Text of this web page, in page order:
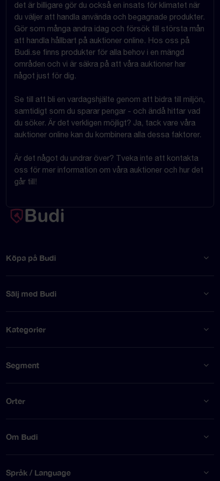
det är billigare gör du också en insats för klimatet när
du väljer att handla använda och begagnade produkter.
Gör som många andra idag och försök till största mån
att handla hållbart på auktioner online. Hos oss på
Budi.se finns produkter för alla behov i en mängd
områden och vi är säkra på att våra auktioner har
något just för dig.
Se till att bli en vardagshjälte genom att bidra till miljön,
samtidigt som du sparar pengar - och ändå hittar vad
du söker. Är det verkligen möjligt? Ja, tack vare våra
auktioner online kan du kombinera alla dessa faktorer.
Är det något du undrar över? Tveka inte att kontakta
oss för mer information om våra auktioner och hur det
går till!
Köpa på Budi
Sälj med Budi
Kategorier
Segment
Orter
Om Budi
Språk / Language